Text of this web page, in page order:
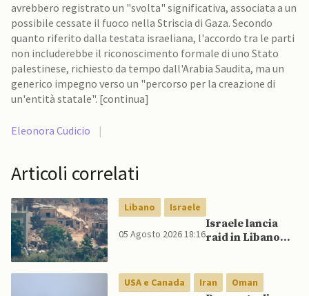
avrebbero registrato un "svolta" significativa, associata a un
possibile cessate il fuoco nella Striscia di Gaza. Secondo
quanto riferito dalla testata israeliana, l'accordo tra le parti
non includerebbe il riconoscimento formale di uno Stato
palestinese, richiesto da tempo dall'Arabia Saudita, ma un
generico impegno verso un "percorso per la creazione di
un'entità statale". [continua]
Eleonora Cudicio |
Articoli correlati
Libano Israele
05 Agosto 2026 18:16
Israele lancia
raid in Libano
tregua da parte
di Hezbollah
USA e Canada Iran Oman